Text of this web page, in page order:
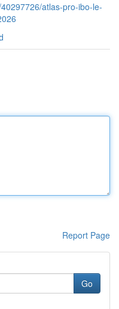
atlas-pro-ibo-le-
Report Page
Go